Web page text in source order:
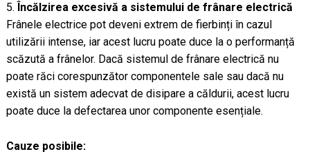
Încălzirea excesivă a sistemului de frânare electrică
Frânele electrice pot deveni extrem de fierbinți în cazul
utilizării intense, iar acest lucru poate duce la o performanță
scăzută a frânelor. Dacă sistemul de frânare electrică nu
poate răci corespunzător componentele sale sau dacă nu
există un sistem adecvat de disipare a căldurii, acest lucru
poate duce la defectarea unor componente esențiale.
Cauze posibile: